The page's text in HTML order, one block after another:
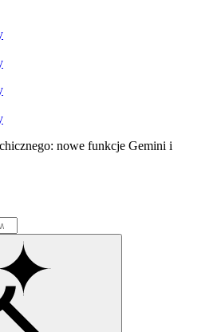
nowe funkcje Gemini i